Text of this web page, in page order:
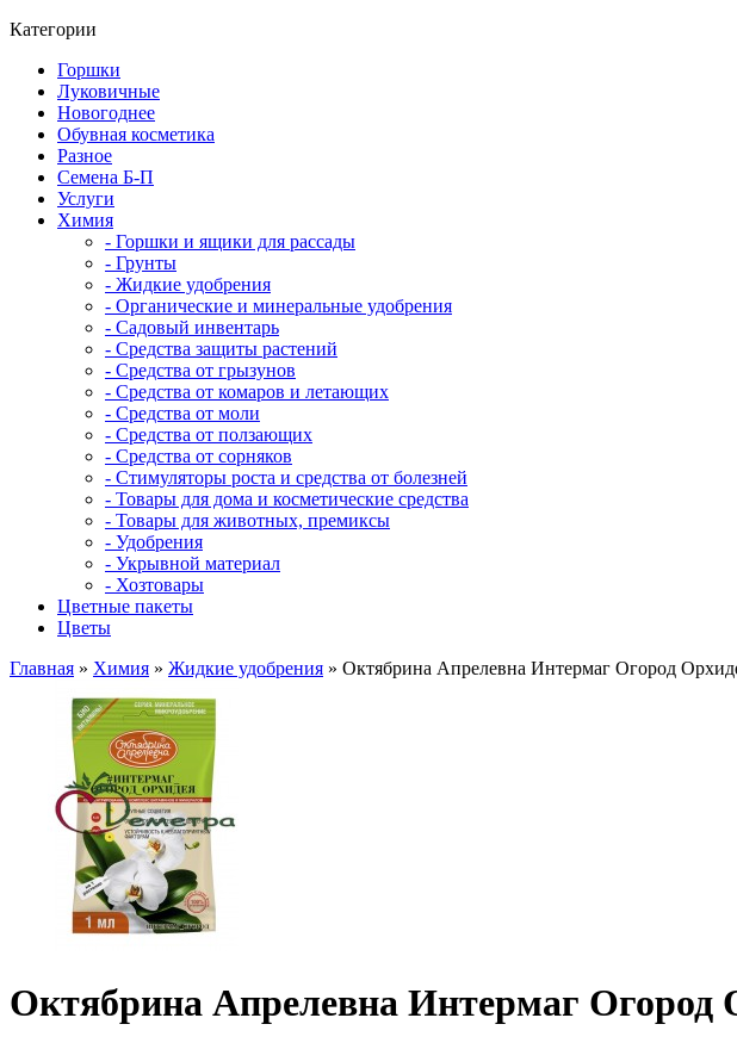
Категории
Горшки
Луковичные
Новогоднее
Обувная косметика
Разное
Семена Б-П
Услуги
Химия
- Горшки и ящики для рассады
- Грунты
- Жидкие удобрения
- Органические и минеральные удобрения
- Садовый инвентарь
- Средства защиты растений
- Средства от грызунов
- Средства от комаров и летающих
- Средства от моли
- Средства от ползающих
- Средства от сорняков
- Стимуляторы роста и средства от болезней
- Товары для дома и косметические средства
- Товары для животных, премиксы
- Удобрения
- Укрывной материал
- Хозтовары
Цветные пакеты
Цветы
Главная » Химия » Жидкие удобрения » Октябрина Апрелевна Интермаг Огород
Октябрина Апрелевна Интермаг Огород